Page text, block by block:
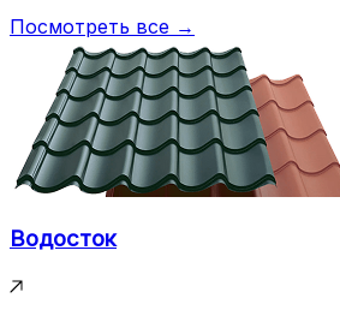
Посмотреть все →
Водосток